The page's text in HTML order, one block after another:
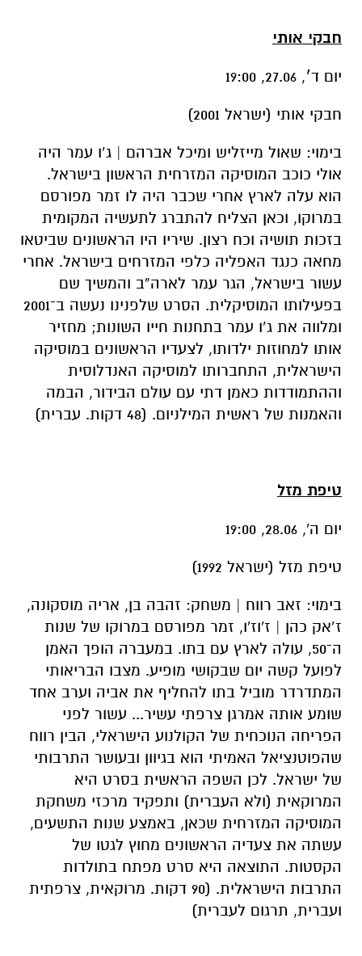
חבקי אותי
יום ד׳, 27.06, 19:00
חבקי אותי (ישראל 2001)
בימוי: שאול מייזליש ומיכל אברהם | ג’ו עמר היה
אולי כוכב המוסיקה המזרחית הראשון בישראל.
הוא עלה לארץ אחרי שכבר היה לו זמר מפורסם
במרוקו, וכאן הצליח להתברג לתעשיה המקומית
בזכות תושיה וכח רצון. שיריו היו הראשונים שביטאו
מחאה כנגד האפליה כלפי המזרחים בישראל. אחרי
עשור בישראל, הגר עמר לארה”ב והמשיך שם
בפעילותו המוסיקלית. הסרט שלפנינו נעשה ב־2001
ומלווה את ג’ו עמר בתחנות חייו השונות; מחזיר
אותו למחוזות ילדותו, לצעדיו הראשונים במוסיקה
הישראלית, התחברותו למוסיקה האנדלוסית
וההתמודדות כאמן דתי עם עולם הבידור, הבמה
והאמנות של ראשית המילניום. (48 דקות. עברית)
טיפת מזל
יום ה', 28.06, 19:00
טיפת מזל (ישראל 1992)
בימוי: זאב רווח | משחק: זהבה בן, אריה מוסקונה,
ז’אק כהן | ז'וז'ו, זמר מפורסם במרוקו של שנות
ה־50, עולה לארץ עם בתו. במעברה הופך האמן
לפועל קשה יום שבקושי מופיע. מצבו הבריאותי
המתדרדר מוביל בתו להחליף את אביה וערב אחד
שומע אותה אמרגן צרפתי עשיר... עשור לפני
הפריחה הנוכחית של הקולנוע הישראלי, הבין רווח
שהפוטנציאל האמיתי הוא בגיוון ובעושר התרבותי
של ישראל. לכן השפה הראשית בסרט היא
המרוקאית (ולא העברית) ותפקיד מרכזי משחקת
המוסיקה המזרחית שכאן, באמצע שנות התשעים,
עשתה את צעדיה הראשונים מחוץ לגטו של
הקסטות. התוצאה היא סרט מפתח בתולדות
התרבות הישראלית. (90 דקות. מרוקאית, צרפתית
ועברית, תרגום לעברית)